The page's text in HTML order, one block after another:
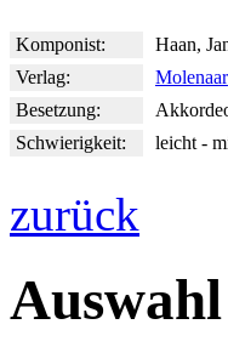
Komponist:
Haan,
Verlag:
Molenaar
Besetzung:
Schwierigkeit:
leicht -
zurück
Auswahl